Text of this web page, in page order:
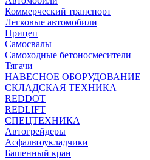
Коммерческий транспорт
Легковые автомобили
Прицеп
Самосвалы
Самоходные бетоносмесители
Тягачи
НАВЕСНОЕ ОБОРУДОВАНИЕ
СКЛАДСКАЯ ТЕХНИКА
REDDOT
REDLIFT
СПЕЦТЕХНИКА
Автогрейдеры
Асфальтоукладчики
Башенный кран